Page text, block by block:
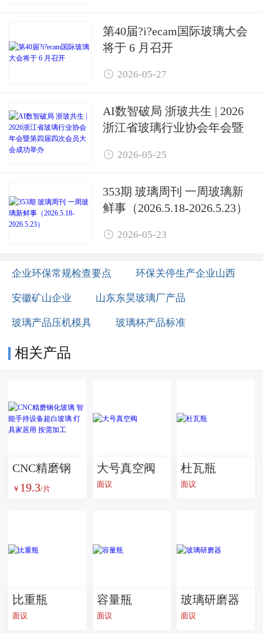
第40届?i?ecam国际玻璃大会
将于 6 月召开
 2026-05-27
AI数智破局 浙玻共生 | 2026
浙江省玻璃行业协会年会暨
办
 2026-05-25
353期 玻璃周刊 一周玻璃新
鲜事（2026.5.18-2026.5.23）
 2026-05-23
企业环保常规检查要点 环保关停生产企业山西
安徽矿山企业 山东东昊玻璃厂产品
玻璃产品压机模具 玻璃杯产品标准
相关产品
CNC精磨钢
化玻璃 智能
家居用 按需
￥ 19.3/片
大号真空阀
面议
杜瓦瓶
面议
比重瓶
面议
容量瓶
面议
玻璃研磨器
面议